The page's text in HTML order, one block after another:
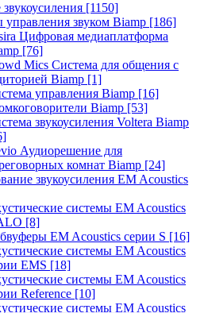
[1150]
звуком Biamp [186]
Цифровая медиаплатформа
[76]
Mics Система для общения с
Biamp [1]
управления Biamp [16]
Biamp [53]
звукоусиления Voltera Biamp
Аудиорешение для
комнат Biamp [24]
звукоусиления EM Acoustics
системы EM Acoustics
[8]
EM Acoustics серии S [16]
системы EM Acoustics
EMS [18]
системы EM Acoustics
Reference [10]
системы EM Acoustics